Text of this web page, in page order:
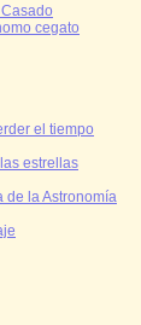
cegato
el tiempo
estrellas
de la Astronomía